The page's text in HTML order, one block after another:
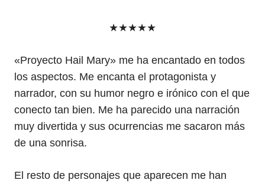
★★★★★
«Proyecto Hail Mary» me ha encantado en todos
los aspectos. Me encanta el protagonista y
narrador, con su humor negro e irónico con el que
conecto tan bien. Me ha parecido una narración
muy divertida y sus ocurrencias me sacaron más
de una sonrisa.
El resto de personajes que aparecen me han